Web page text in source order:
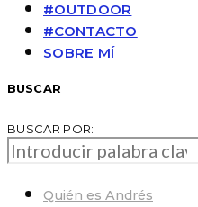
#OUTDOOR
#CONTACTO
SOBRE MÍ
BUSCAR
BUSCAR POR:
Quién es Andrés